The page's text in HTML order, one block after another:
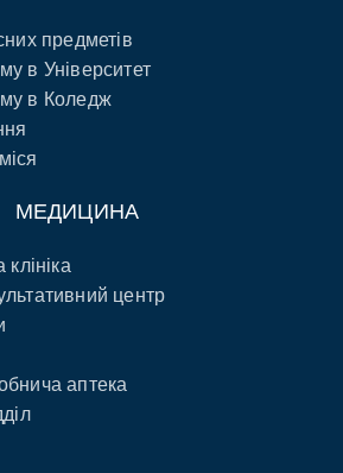
предметів
в Університет
в Коледж
МЕДИЦИНА
клініка
центр
аптека